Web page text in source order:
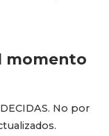
momento
No por